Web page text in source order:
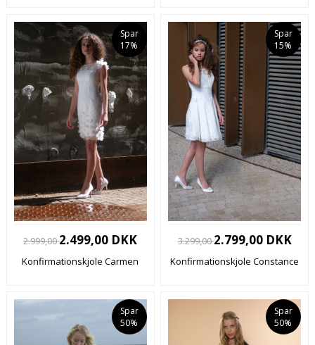
Spar
17%
2.999,002.499,00 DKK
Konfirmationskjole Carmen
Spar
15%
3.299,002.799,00 DKK
Konfirmationskjole Constance
Spar
50%
Spar
50%